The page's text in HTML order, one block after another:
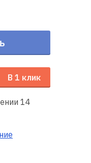
В 1 клик
14